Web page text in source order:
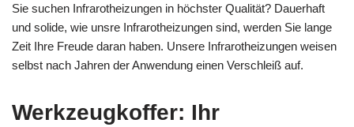
Sie suchen Infrarotheizungen in höchster Qualität? Dauerhaft
und solide, wie unsre Infrarotheizungen sind, werden Sie lange
Zeit Ihre Freude daran haben. Unsere Infrarotheizungen weisen
selbst nach Jahren der Anwendung einen Verschleiß auf.
Werkzeugkoffer: Ihr